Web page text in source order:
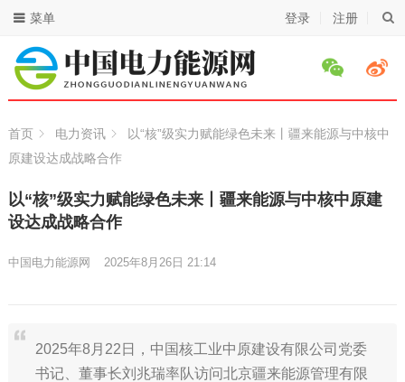
登录 注册
菜单
首页 电力资讯
以“核”级实力赋能绿色未来丨疆来能源与中核中
原建设达成战略合作
以“核”级实力赋能绿色未来丨疆来能源与中核中原建
设达成战略合作
中国电力能源网 2025年8月26日 21:14
2025年8月22日，中国核工业中原建设有限公司党委
书记、董事长刘兆瑞率队访问北京疆来能源管理有限